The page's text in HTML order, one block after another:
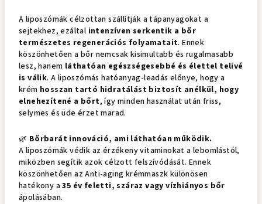
A liposzómák célzottan szállítják a tápanyagokat a
sejtekhez, ezáltal intenzíven serkentik a bőr
természetes regenerációs folyamatait. Ennek
köszönhetően a bőr nemcsak kisimultabb és rugalmasabb
lesz, hanem láthatóan egészségesebbé és élettel telivé
is válik. A liposzómás hatóanyag-leadás előnye, hogy a
krém hosszan tartó hidratálást biztosít anélkül, hogy
elnehezítené a bőrt, így minden használat után friss,
selymes és üde érzet marad.
🌿 Bőrbarát innováció, ami láthatóan működik.
A liposzómák védik az érzékeny vitaminokat a lebomlástól,
miközben segítik azok célzott felszívódását. Ennek
köszönhetően az Anti-aging krémmaszk különösen
hatékony a35 év feletti, száraz vagy vízhiányos bőr
ápolásában.